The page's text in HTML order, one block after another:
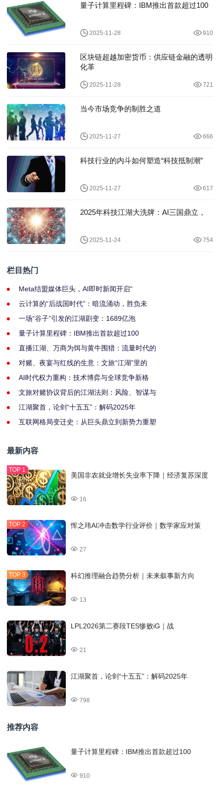
量子计算里程碑：IBM推出首款超过100
2025-11-28 910
区块链超越加密货币：供应链金融的透明
化革
2025-11-28 721
当今市场竞争的制胜之道
2025-11-27 666
科技行业的内斗如何塑造“科技抵制潮”
2025-11-27 617
2025年科技江湖大洗牌：AI三国鼎立，
2025-11-24 754
栏目热门
Meta结盟媒体巨头，AI即时新闻开启“
云计算的“后战国时代”：暗流涌动，胜负未
一场“谷子”引发的江湖剧变：1689亿泡
量子计算里程碑：IBM推出首款超过100
直播江湖、万商为饵与黄牛围猎：流量时代的
对赌、夜宴与红线的生意：文旅“江湖”里的
AI时代权力重构：技术博弈与全球竞争新格
文旅对赌协议背后的江湖法则：风险、智谋与
江湖聚首，论剑“十五五”：解码2025年
互联网格局变迁史：从巨头鼎立到新势力重塑
最新内容
美国非农就业增长失业率下降｜经济复苏深度
16
恽之玮AI冲击数学行业评价｜数学家应对策
27
科幻推理融合趋势分析｜未来叙事新方向
13
LPL2026第二赛段TES惨败iG｜战
21
江湖聚首，论剑“十五五”：解码2025年
798
推荐内容
量子计算里程碑：IBM推出首款超过100
910